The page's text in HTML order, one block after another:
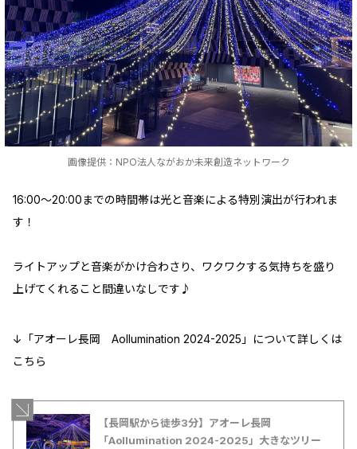
画像提供：NPO法人ながおか未来創造ネットワーク
16:00～20:00までの時間帯は光と音楽による特別演出が行われま
す！
ライトアップと音楽がかけ合わさり、ワクワクする気持ちを盛り
上げてくれること間違いなしです♪
↓「アオーレ長岡 Aollumination 2024-2025」について詳しくは
こちら
【長岡駅から徒歩3分】アオーレ長岡
「Aollumination 2024-2025」大きなツリー